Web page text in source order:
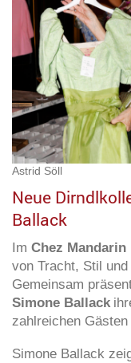
Astrid Söll
Neue
Ballack
Im Chez Mandarin
von Tracht, Stil
Gemeinsam
Simone Ballack
zahlreichen
Simone Ballack